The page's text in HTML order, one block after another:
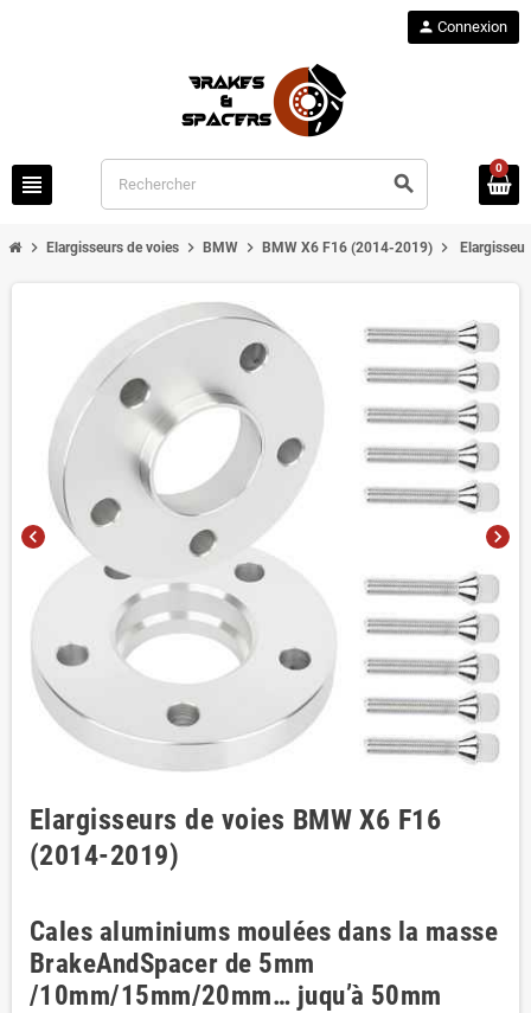
view_headline search
person Connexion
0
chevron_right Elargisseurs de voies chevron_right BMW chevron_right BMW X6 F16 (2014-2019) chevron_right
chevron_left chevron_right
Elargisseurs de voies BMW X6 F16
(2014-2019)
Cales aluminiums moulées dans la masse
BrakeAndSpacer de 5mm
/10mm/15mm/20mm… juqu’à 50mm